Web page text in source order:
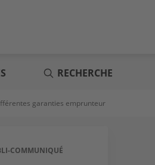
RECHERCHE
garanties emprunteur
COMMUNIQUÉ